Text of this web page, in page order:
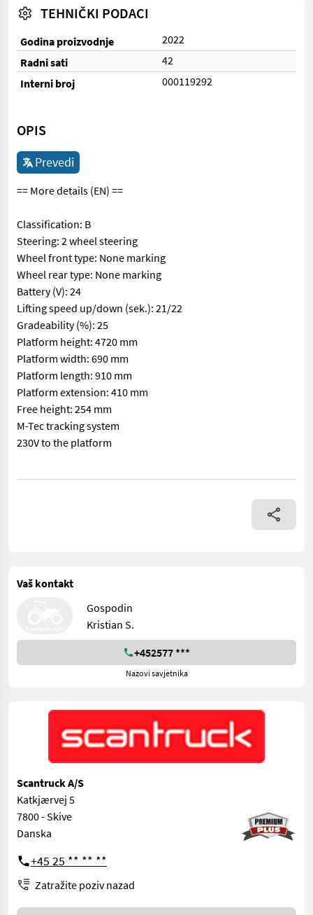
TEHNIČKI PODACI
Godina proizvodnje
2022
Radni sati
42
Interni broj
000119292
OPIS
Prevedi
== More details (EN) ==
Classification: B
Steering: 2 wheel steering
Wheel front type: None marking
Wheel rear type: None marking
Battery (V): 24
Lifting speed up/down (sek.): 21/22
Gradeability (%): 25
Platform height: 4720 mm
Platform width: 690 mm
Platform length: 910 mm
Platform extension: 410 mm
Free height: 254 mm
M-Tec tracking system
230V to the platform
== More details (EN) == Classification: B Steering: 2 wheel
Vaš kontakt
Gospodin
Kristian S.
+452577 ***
Nazovi savjetnika
Scantruck A/S
Katkjærvej 5
7800 - Skive
Danska
+45 25 ** ** **
Zatražite poziv nazad